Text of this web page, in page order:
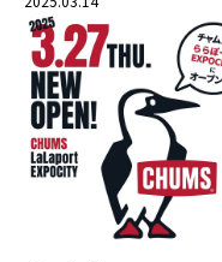
フとした左右非対称カラー
あそびゴコロ溢れるアウ
アサンダルが登場！